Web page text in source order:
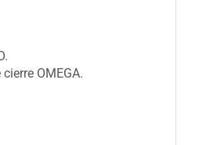
OMEGA.